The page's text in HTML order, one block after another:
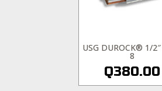
USG DUROCK® 1/
8
Q380.00